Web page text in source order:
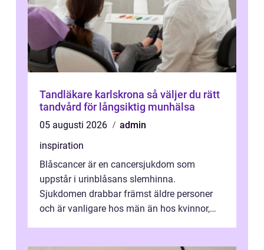
Tandläkare karlskrona så väljer du rätt
tandvård för långsiktig munhälsa
05 augusti 2026
admin
inspiration
Blåscancer är en cancersjukdom som
uppstår i urinblåsans slemhinna.
Sjukdomen drabbar främst äldre personer
och är vanligare hos män än hos kvinnor,